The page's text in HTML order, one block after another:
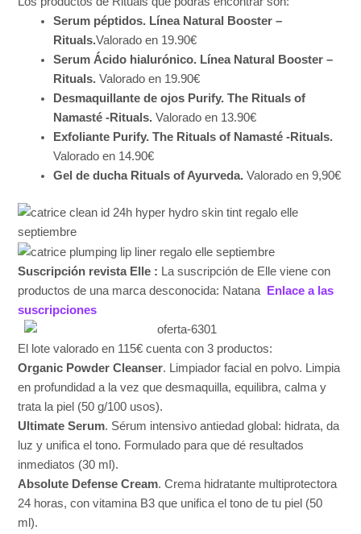
Serum péptidos. Línea Natural Booster –
Rituals.Valorado en 19.90€
Serum Ácido hialurónico. Línea Natural Booster –
Rituals.Valorado en 19.90€
Desmaquillante de ojos Purify. The Rituals of
Namasté -Rituals.Valorado en 13.90€
Exfoliante Purify. The Rituals of Namasté -Rituals.
Valorado en 14.90€
Gel de ducha Rituals of Ayurveda.Valorado en 9,90€
Suscripción revista Elle : La suscripción de Elle viene con
productos de una marca desconocida: Natana
Enlace a las
suscripciones
El lote valorado en 115€ cuenta con 3 productos:
Organic Powder Cleanser. Limpiador facial en polvo. Limpia
en profundidad a la vez que desmaquilla, equilibra, calma y
trata la piel (50 g/100 usos).
Ultimate Serum. Sérum intensivo antiedad global: hidrata, da
luz y unifica el tono. Formulado para que dé resultados
inmediatos (30 ml).
Absolute Defense Cream. Crema hidratante multiprotectora
24 horas, con vitamina B3 que unifica el tono de tu piel (50
ml).